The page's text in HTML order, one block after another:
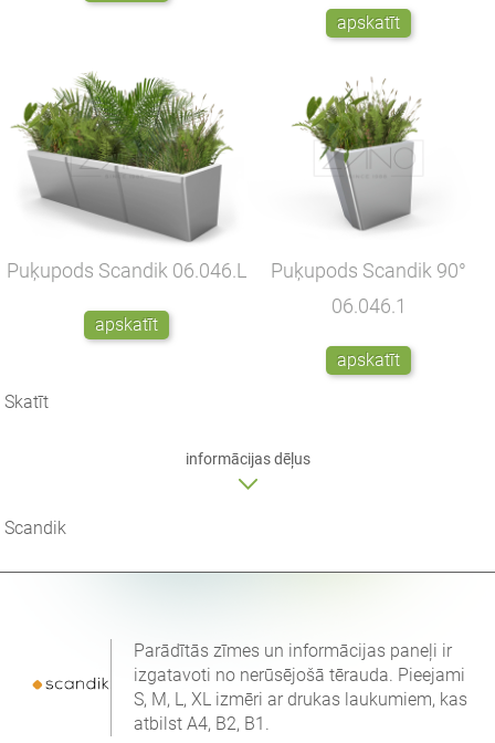
apskatīt
Puķupods Scandik 06.046.L
apskatīt
Puķupods Scandik 90°
06.046.1
apskatīt
Skatīt
informācijas dēļus
Scandik
Parādītās zīmes un informācijas paneļi ir
izgatavoti no nerūsējošā tērauda. Pieejami
S, M, L, XL izmēri ar drukas laukumiem, kas
atbilst A4, B2, B1.